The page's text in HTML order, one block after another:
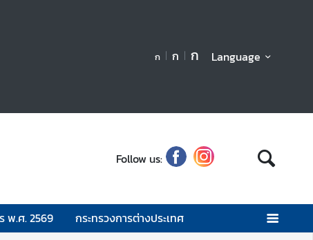
ก ก ก Language
Follow us:
พ.ศ. 2569 กระทรวงการต่างประเทศ